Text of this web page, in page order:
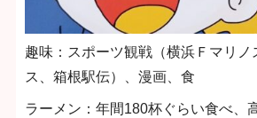
趣味：スポーツ観戦（横浜Ｆマリノ
ス、箱根駅伝）、漫画、食
ラーメン：年間180杯ぐらい食べ、